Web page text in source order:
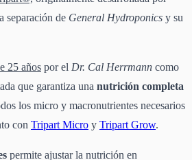
separación de General Hydroponics y su
25 años por el Dr. Cal Herrmann como
que garantiza una nutrición completa
los micro y macronutrientes necesarios
con Tripart Micro y Tripart Grow.
permite ajustar la nutrición en